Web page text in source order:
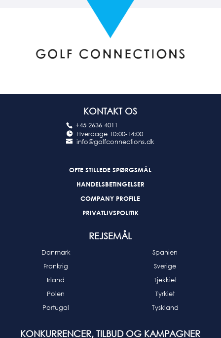
KONTAKT OS
+45 2636 4011
Hverdage 10:00-14:00
info@golfconnections.dk
OFTE STILLEDE SPØRGSMÅL
HANDELSBETINGELSER
COMPANY PROFILE
PRIVATLIVSPOLITIK
REJSEMÅL
Danmark
Frankrig
Irland
Polen
Portugal
Spanien
Sverige
Tjekkiet
Tyrkiet
Tyskland
KONKURRENCER, TILBUD OG KAMPAGNER